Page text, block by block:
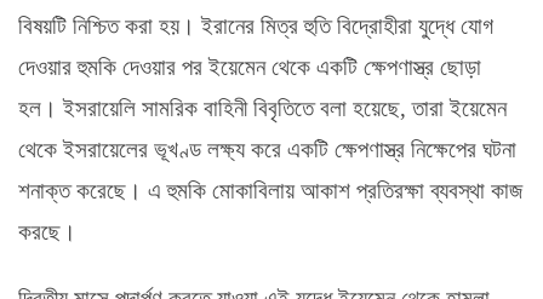
বিষয়টি নিশ্চিত করা হয়। ইরানের মিত্র হুতি বিদ্রোহীরা যুদ্ধে যোগ
দেওয়ার হুমকি দেওয়ার পর ইয়েমেন থেকে একটি ক্ষেপণাস্ত্র ছোড়া
হল। ইসরায়েলি সামরিক বাহিনী বিবৃতিতে বলা হয়েছে, তারা ইয়েমেন
থেকে ইসরায়েলের ভূখণ্ড লক্ষ্য করে একটি ক্ষেপণাস্ত্র নিক্ষেপের ঘটনা
শনাক্ত করেছে। এ হুমকি মোকাবিলায় আকাশ প্রতিরক্ষা ব্যবস্থা কাজ
করছে।